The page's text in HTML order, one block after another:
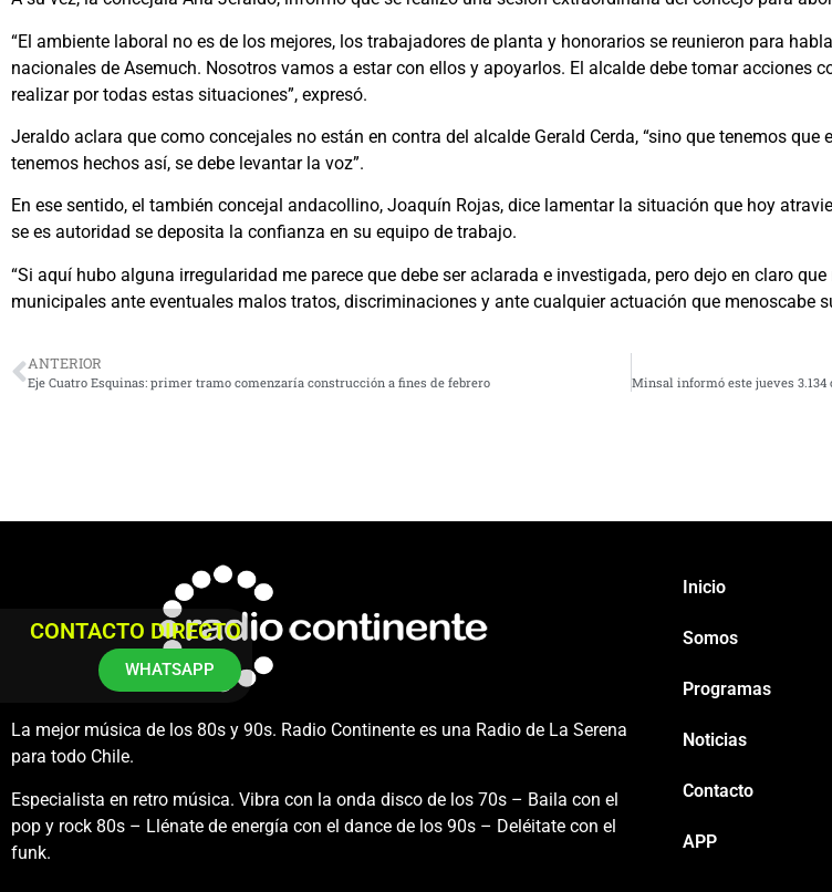
“El ambiente laboral no es de los mejores, los trabajadores de planta y honorarios se reunieron para
nacionales de Asemuch. Nosotros vamos a estar con ellos y apoyarlos. El alcalde debe tomar acciones
realizar por todas estas situaciones”, expresó.
Jeraldo aclara que como concejales no están en contra del alcalde Gerald Cerda, “sino que tenemos
tenemos hechos así, se debe levantar la voz”.
En ese sentido, el también concejal andacollino, Joaquín Rojas, dice lamentar la situación que hoy
se es autoridad se deposita la confianza en su equipo de trabajo.
“Si aquí hubo alguna irregularidad me parece que debe ser aclarada e investigada, pero dejo en claro
municipales ante eventuales malos tratos, discriminaciones y ante cualquier actuación que menoscabe
ANTERIOR
Eje Cuatro Esquinas: primer tramo comenzaría construcción a fines de febrero
La mejor música de los 80s y 90s. Radio Continente es una Radio de La Serena
para todo Chile.
Especialista en retro música. Vibra con la onda disco de los 70s – Baila con el
pop y rock 80s – Llénate de energía con el dance de los 90s – Deléitate con el
funk.
Inicio
Somos
Programas
Noticias
Contacto
APP
CONTACTO DIRECTO
WHATSAPP